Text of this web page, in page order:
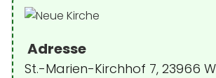
Adresse
St.-Marien-Kirchhof 7, 23966